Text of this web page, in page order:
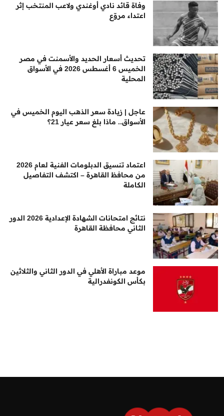
وفاة قائد نادي أوغندي ولاعب المنتخب إثر
اعتداء مروّع
تحديث أسعار الحديد والأسمنت في مصر
الخميس 6 أغسطس 2026 في الأسواق
المحلية
عاجل | زيادة سعر الذهب اليوم الخميس في
الأسواق.. ماذا بلغ سعر عيار 21؟
اعتماد تنسيق الدبلومات الفنية لعام 2026
من محافظ القاهرة – اكتشف التفاصيل
الكاملة
نتائج امتحانات الشهادة الإعدادية 2026 الدور
الثاني محافظة القاهرة
موعد مباراة الأهلي في الدور الثاني والثلاثين
بكأس الكونفدرالية